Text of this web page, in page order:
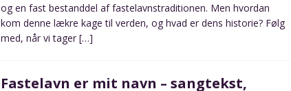
og en fast bestanddel af fastelavnstraditionen. Men hvordan
kom denne lækre kage til verden, og hvad er dens historie? Følg
med, når vi tager […]
Fastelavn er mit navn – sangtekst,